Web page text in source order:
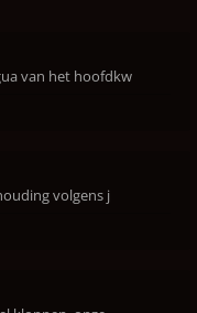
van het hoofdkw
volgens j